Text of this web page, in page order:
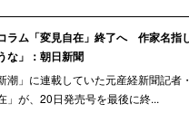
ラム「変見自在」終了へ 作家名指
な」：朝日新聞
潮」に連載していた元産経新聞記者
」が、20日発売号を最後に終...